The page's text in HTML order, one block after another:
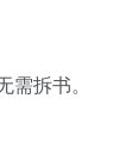
拆书。